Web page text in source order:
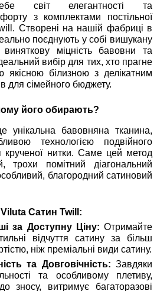
світ елегантності та
з комплектами постільної
Створені на нашій фабриці в
поєднують у собі вишукану
виняткову міцність бавовни та
вибір для тих, хто прагне
білизною з делікатним
для сімейного бюджету.
його обирають?
унікальна бавовняна тканина,
технологією подвійного
крученої нитки. Саме цей метод
трохи помітний діагональний
благородний сатиновий
Сатин Twill:
за Доступну Ціну: Отримайте
відчуття сатину за більш
ніж преміальні види сатину.
та Довговічність: Завдяки
та особливому плетиву,
зносу, витримує багаторазові